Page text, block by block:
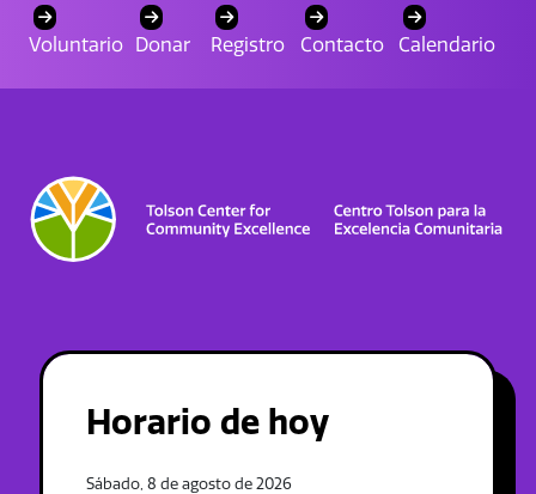
Voluntario Donar Registro Contacto Calendario
Horario de hoy
Sábado, 8 de agosto de 2026